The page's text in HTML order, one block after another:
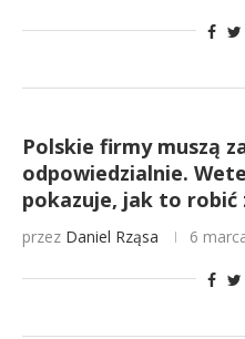
Polskie firmy muszą
odpowiedzialnie.
pokazuje, jak to robić
przez Daniel Rząsa 6